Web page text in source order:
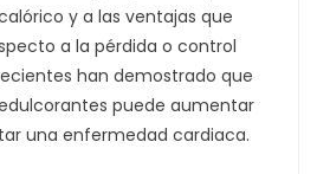
y a las ventajas que
a la pérdida o control
han demostrado que
puede aumentar
una enfermedad cardiaca.